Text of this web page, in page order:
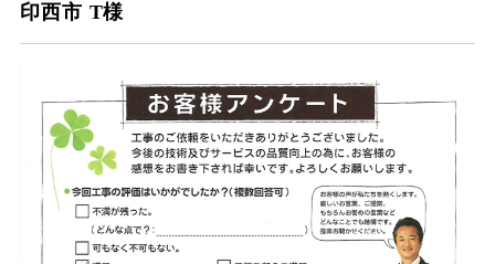
スタッフ紹介
プライバシーポリシー
サイトマップ
採用情報
印西市 T様